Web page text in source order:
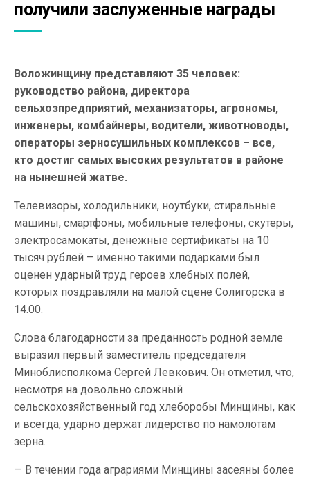
получили заслуженные награды
Воложинщину представляют 35 человек:
руководство района, директора
сельхозпредприятий, механизаторы, агрономы,
инженеры, комбайнеры, водители, животноводы,
операторы зерносушильных комплексов – все,
кто достиг самых высоких результатов в районе
на нынешней жатве.
Телевизоры, холодильники, ноутбуки, стиральные
машины, смартфоны, мобильные телефоны, скутеры,
электросамокаты, денежные сертификаты на 10
тысяч рублей – именно такими подарками был
оценен ударный труд героев хлебных полей,
которых поздравляли на малой сцене Солигорска в
14.00.
Слова благодарности за преданность родной земле
выразил первый заместитель председателя
Миноблисполкома Сергей Левкович. Он отметил, что,
несмотря на довольно сложный
сельскохозяйственный год хлеборобы Минщины, как
и всегда, ударно держат лидерство по намолотам
зерна.
— В течении года аграриями Минщины засеяны более